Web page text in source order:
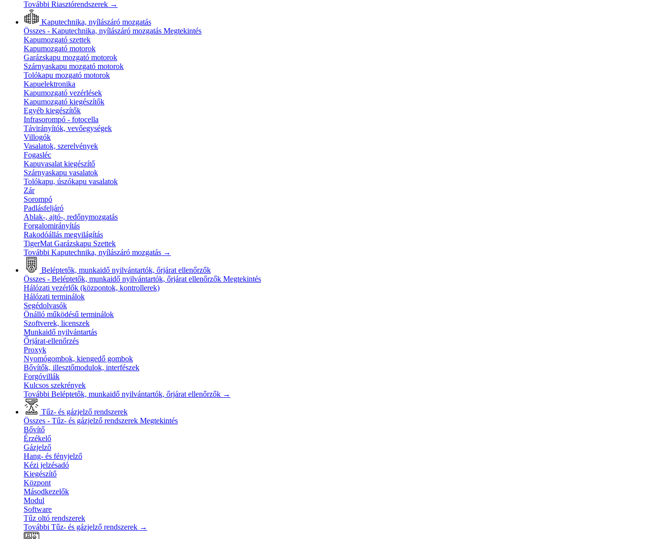
További Riasztórendszerek →
Kaputechnika, nyílászáró mozgatás
Összes - Kaputechnika, nyílászáró mozgatás Megtekintés
Kapumozgató szettek
Kapumozgató motorok
Garázskapu mozgató motorok
Szárnyaskapu mozgató motorok
Tolókapu mozgató motorok
Kapuelektronika
Kapumozgató vezérlések
Kapumozgató kiegészítők
Egyéb kiegészítők
Infrasorompó - fotocella
Távirányítók, vevőegységek
Villogók
Vasalatok, szerelvények
Fogasléc
Kapuvasalat kiegészítő
Szárnyaskapu vasalatok
Tolókapu, úszókapu vasalatok
Zár
Sorompó
Padlásfeljáró
Ablak-, ajtó-, redőnymozgatás
Forgalomirányítás
Rakodóállás megvilágítás
TigerMat Garázskapu Szettek
További Kaputechnika, nyílászáró mozgatás →
Beléptetők, munkaidő nyilvántartók, őrjárat ellenőrzők
Összes - Beléptetők, munkaidő nyilvántartók, őrjárat ellenőrzők Megtekintés
Hálózati vezérlők (központok, kontrollerek)
Hálózati terminálok
Segédolvasók
Önálló működésű terminálok
Szoftverek, licenszek
Munkaidő nyilvántartás
Őrjárat-ellenőrzés
Proxyk
Nyomógombok, kiengedő gombok
Bővítők, illesztőmodulok, interfészek
Forgóvillák
Kulcsos szekrények
További Beléptetők, munkaidő nyilvántartók, őrjárat ellenőrzők →
Tűz- és gázjelző rendszerek
Összes - Tűz- és gázjelző rendszerek Megtekintés
Bővítő
Érzékelő
Gázjelző
Hang- és fényjelző
Kézi jelzésadó
Kiegészítő
Központ
Másodkezelők
Modul
Software
Tűz oltó rendszerek
További Tűz- és gázjelző rendszerek →